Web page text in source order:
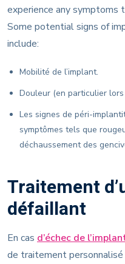
experience any symptoms
Some potential signs of
include:
Mobilité de l’implant.
Douleur (en particulier
Les signes de péri-
symptômes tels que
déchaussement des
Traitement
défaillant
En cas d’échec de
de traitement